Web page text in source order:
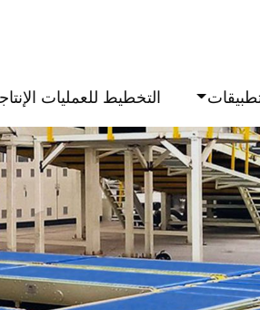
التخطيط للعمليات